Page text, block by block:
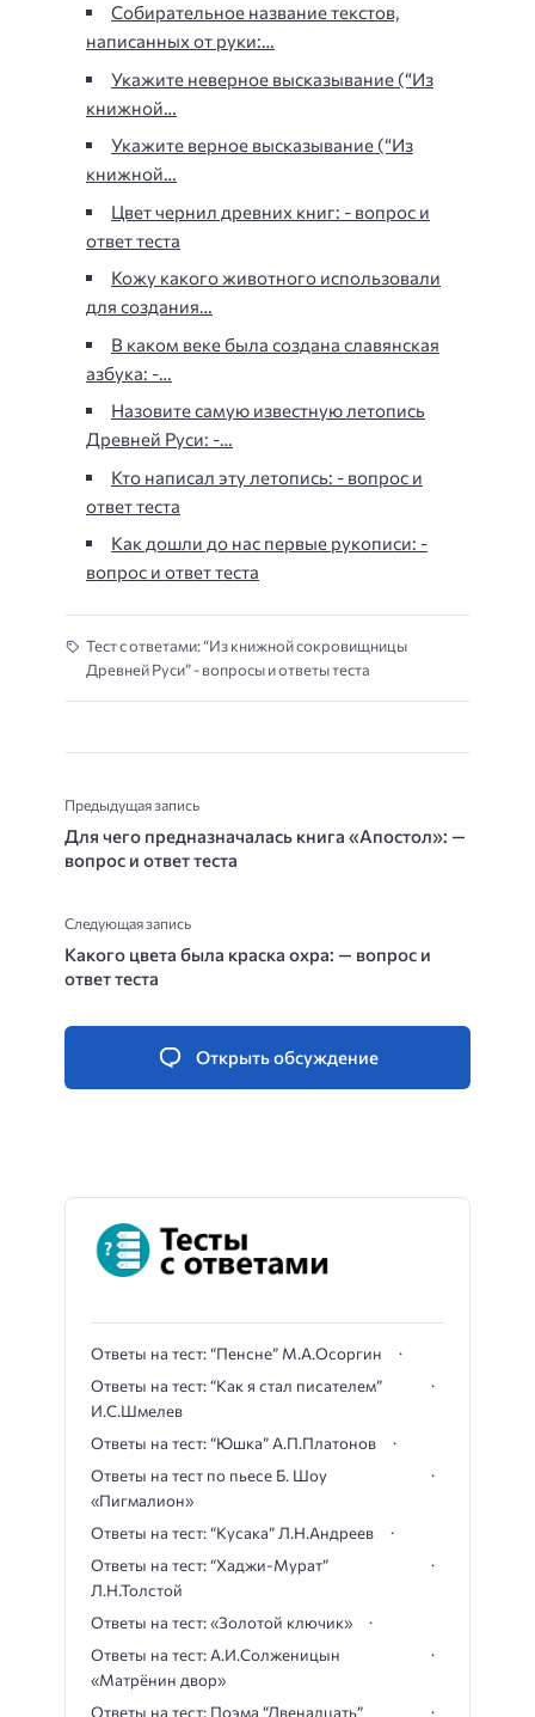
Собирательное название текстов,
написанных от руки:…
Укажите неверное высказывание (“Из
книжной…
Укажите верное высказывание (“Из
книжной…
Цвет чернил древних книг: - вопрос и
ответ теста
Кожу какого животного использовали
для создания…
В каком веке была создана славянская
азбука: -…
Назовите самую известную летопись
Древней Руси: -…
Кто написал эту летопись: - вопрос и
ответ теста
Как дошли до нас первые рукописи: -
вопрос и ответ теста
Тест с ответами: “Из книжной сокровищницы
Древней Руси” - вопросы и ответы теста
Предыдущая запись
Для чего предназначалась книга «Апостол»: —
вопрос и ответ теста
Следующая запись
Какого цвета была краска охра: — вопрос и
ответ теста
Открыть обсуждение
Ответы на тест: “Пенсне” М.А.Осоргин
Ответы на тест: “Как я стал писателем”
И.С.Шмелев
Ответы на тест: “Юшка” А.П.Платонов
Ответы на тест по пьесе Б. Шоу
«Пигмалион»
Ответы на тест: “Кусака” Л.Н.Андреев
Ответы на тест: “Хаджи-Мурат”
Л.Н.Толстой
Ответы на тест: «Золотой ключик»
Ответы на тест: А.И.Солженицын
«Матрёнин двор»
Ответы на тест: Поэма “Двенадцать”